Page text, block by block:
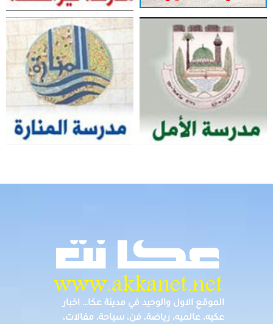
الموقع الاول والوحيد في مدينة عكا… اخبار
عكيه، عالميه، رياضة، فن، سياحة، مقالات،